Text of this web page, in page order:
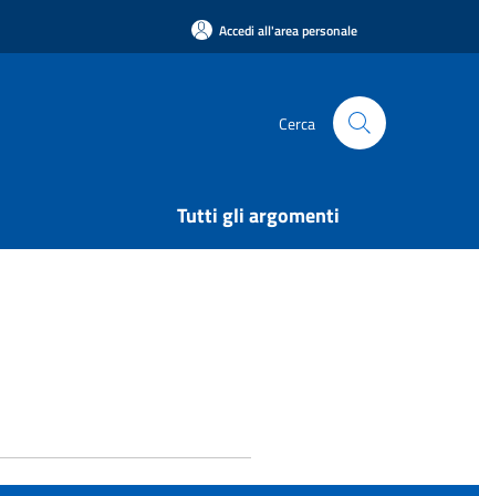
Accedi all'area personale
Cerca
Tutti gli argomenti